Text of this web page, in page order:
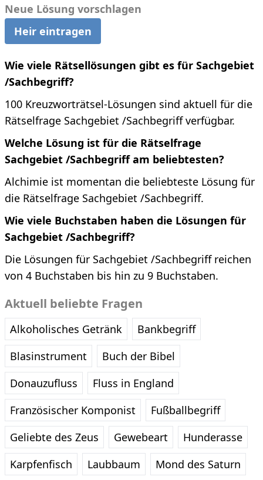
Neue Lösung vorschlagen
Heir eintragen
Wie viele Rätsellösungen gibt es für Sachgebiet
/Sachbegriff?
100 Kreuzworträtsel-Lösungen sind aktuell für die
Rätselfrage Sachgebiet /Sachbegriff verfügbar.
Welche Lösung ist für die Rätselfrage
Sachgebiet /Sachbegriff am beliebtesten?
Alchimie ist momentan die beliebteste Lösung für
die Rätselfrage Sachgebiet /Sachbegriff.
Wie viele Buchstaben haben die Lösungen für
Sachgebiet /Sachbegriff?
Die Lösungen für Sachgebiet /Sachbegriff reichen
von 4 Buchstaben bis hin zu 9 Buchstaben.
Aktuell beliebte Fragen
Alkoholisches Getränk
Bankbegriff
Blasinstrument
Buch der Bibel
Donauzufluss
Fluss in England
Französischer Komponist
Fußballbegriff
Geliebte des Zeus
Gewebeart
Hunderasse
Karpfenfisch
Laubbaum Mond des Saturn